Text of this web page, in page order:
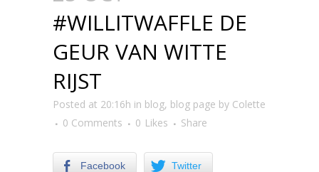
#WILLITWAFFLE DE
GEUR VAN WITTE
RIJST
Posted at 20:16h in blog, blog page by Colette
0 Comments
0 Likes Share
Facebook Twitter